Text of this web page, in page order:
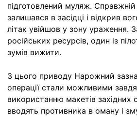
підготовлений муляж.
залишався в засідці і відкрив
літак увійшов у зону ураження.
російських ресурсів, один із
зумів вижити.
З цього приводу Нарожний
операції стали можливими
використанню макетів західних
вводять противника в оману і